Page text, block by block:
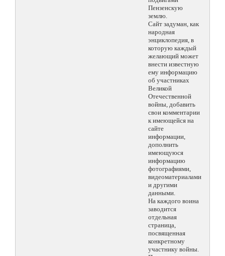
Пензенскую
землю.
Сайт задуман, как
народная
энциклопедия, в
которую каждый
желающий может
внести известную
ему информацию
об участниках
Великой
Отечественной
войны, добавить
свои комментарии
к имеющейся на
сайте
информации,
дополнить
имеющуюся
информацию
фотографиями,
видеоматериалами
и другими
данными.
На каждого воина
заводится
отдельная
страница,
посвященная
конкретному
участнику войны.